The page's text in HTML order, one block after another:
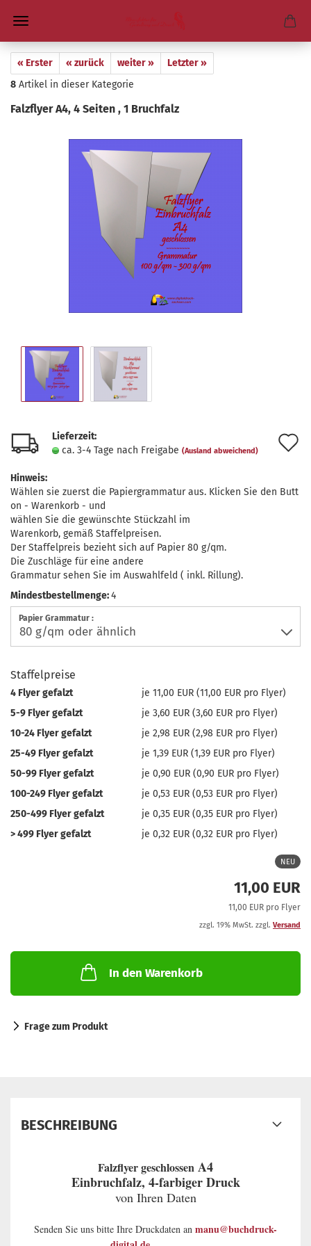
« Erster « zurück weiter »
Letzter »
8 Artikel in dieser Kategorie
Falz­fly­er A4, 4 Sei­ten , 1 Bruch­falz
Lieferzeit:
ca. 3-4 Tage nach Freigabe (Ausland abweichend)
Hinweis:
Wählen sie zuerst die Papiergrammatur aus. Klicken Sie den Butt
on - Warenkorb - und
wählen Sie die gewünschte Stückzahl im
Warenkorb, gemäß Staffelpreisen.
Der Staffelpreis bezieht sich auf Papier 80 g/qm.
Die Zuschläge für eine andere
Grammatur sehen Sie im Auswahlfeld ( inkl. Rillung).
Mindestbestellmenge:4
Papier Grammatur :
Staffelpreise
4 Flyer gefalzt
je 11,00 EUR (11,00 EUR pro Flyer)
5-9 Flyer gefalzt
je 3,60 EUR (3,60 EUR pro Flyer)
10-24 Flyer gefalzt
je 2,98 EUR (2,98 EUR pro Flyer)
25-49 Flyer gefalzt
je 1,39 EUR (1,39 EUR pro Flyer)
50-99 Flyer gefalzt
je 0,90 EUR (0,90 EUR pro Flyer)
100-249 Flyer gefalzt
je 0,53 EUR (0,53 EUR pro Flyer)
250-499 Flyer gefalzt
je 0,35 EUR (0,35 EUR pro Flyer)
> 499 Flyer gefalzt
je 0,32 EUR (0,32 EUR pro Flyer)
NEU
11,00 EUR
11,00 EUR pro Flyer
zzgl. 19% MwSt. zzgl. Versand
In den Warenkorb
Frage zum Produkt
BESCHREIBUNG
Falzflyer geschlossen A4
Einbruchfalz, 4-farbiger Druck
von Ihren Daten
Senden Sie uns bitte Ihre Druckdaten an manu@buchdruck-